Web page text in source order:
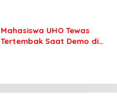
Mahasiswa UHO Tewas
Tertembak Saat Demo di